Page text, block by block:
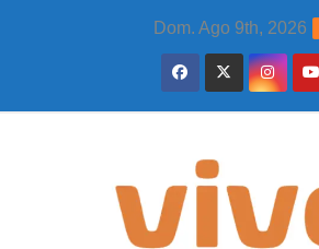
Dom. Ago 9th, 2026